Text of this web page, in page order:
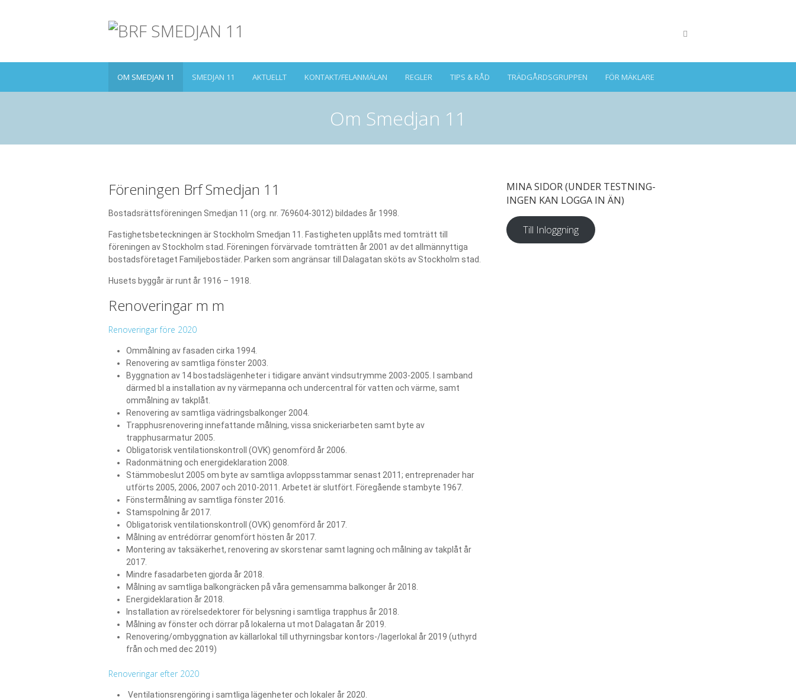
OM SMEDJAN 11 SMEDJAN 11 AKTUELLT KONTAKT/FELANMÄLAN REGLER TIPS & RÅD TRÄDGÅRDSGRUPPEN FÖR MÄKLARE
Om Smedjan 11
Föreningen Brf Smedjan 11
Bostadsrättsföreningen Smedjan 11 (org. nr. 769604-3012) bildades år 1998.
Fastighetsbeteckningen är Stockholm Smedjan 11. Fastigheten upplåts med tomträtt till
föreningen av Stockholm stad. Föreningen förvärvade tomträtten år 2001 av det allmännyttiga
bostadsföretaget Familjebostäder. Parken som angränsar till Dalagatan sköts av Stockholm stad.
Husets byggår är runt år 1916 – 1918.
Renoveringar m m
Renoveringar före 2020
Ommålning av fasaden cirka 1994.
Renovering av samtliga fönster 2003.
Byggnation av 14 bostadslägenheter i tidigare använt vindsutrymme 2003-2005. I samband
därmed bl a installation av ny värmepanna och undercentral för vatten och värme, samt
ommålning av takplåt.
Renovering av samtliga vädringsbalkonger 2004.
Trapphusrenovering innefattande målning, vissa snickeriarbeten samt byte av
trapphusarmatur 2005.
Obligatorisk ventilationskontroll (OVK) genomförd år 2006.
Radonmätning och energideklaration 2008.
Stämmobeslut 2005 om byte av samtliga avloppsstammar senast 2011; entreprenader har
utförts 2005, 2006, 2007 och 2010-2011. Arbetet är slutfört. Föregående stambyte 1967.
Fönstermålning av samtliga fönster 2016.
Stamspolning år 2017.
Obligatorisk ventilationskontroll (OVK) genomförd år 2017.
Målning av entrédörrar genomfört hösten år 2017.
Montering av taksäkerhet, renovering av skorstenar samt lagning och målning av takplåt år
2017.
Mindre fasadarbeten gjorda år 2018.
Målning av samtliga balkongräcken på våra gemensamma balkonger år 2018.
Energideklaration år 2018.
Installation av rörelsedektorer för belysning i samtliga trapphus år 2018.
Målning av fönster och dörrar på lokalerna ut mot Dalagatan år 2019.
Renovering/ombyggnation av källarlokal till uthyrningsbar kontors-/lagerlokal år 2019 (uthyrd
från och med dec 2019)
Renoveringar efter 2020
Ventilationsrengöring i samtliga lägenheter och lokaler år 2020.
MINA SIDOR (UNDER TESTNING-
INGEN KAN LOGGA IN ÄN)
Till Inloggning